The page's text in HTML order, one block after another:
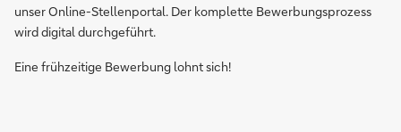
unser Online-Stellenportal. Der komplette Bewerbungsprozess
wird digital durchgeführt.
Eine frühzeitige Bewerbung lohnt sich!